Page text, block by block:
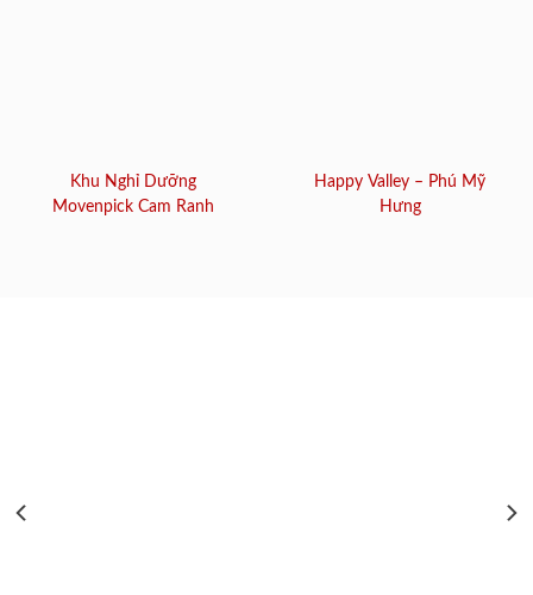
Khu Nghỉ Dưỡng
Movenpick Cam Ranh
Happy Valley – Phú Mỹ
Hưng